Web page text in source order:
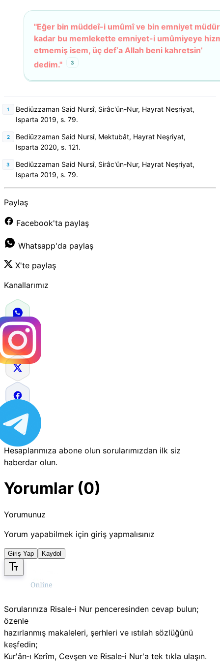
"Eğer bin müddeî-i umûmî ve bin emniyet
kadar bu memlekette emniyet-i umûmiyeye
etmemiş isem, üç def‘a Allah beni kahretsin’
dedim."
3
Bediüzzaman Said Nursî, Sirâc'ün-Nur, Hayrat Neşriyat,
Isparta 2019, s. 79.
Bediüzzaman Said Nursî, Mektubât, Hayrat Neşriyat,
Isparta 2020, s. 121.
Bediüzzaman Said Nursî, Sirâc'ün-Nur, Hayrat Neşriyat,
Isparta 2019, s. 79.
Paylaş
Facebook'ta paylaş
Whatsapp'da paylaş
X'te paylaş
Kanallarımız
Hesaplarımıza abone olun sorularımızdan ilk siz
haberdar olun.
Yorumlar (0)
Yorumunuz
Yorum yapabilmek için giriş yapmalısınız
Giriş Yap Kaydol
Sorularınıza Risale‑i Nur penceresinden cevap bulun;
özenle
hazırlanmış makaleleri, şerhleri ve ıstılah sözlüğünü
keşfedin;
Kur'ân‑ı Kerîm, Cevşen ve Risale‑i Nur'a tek tıkla ulaşın.